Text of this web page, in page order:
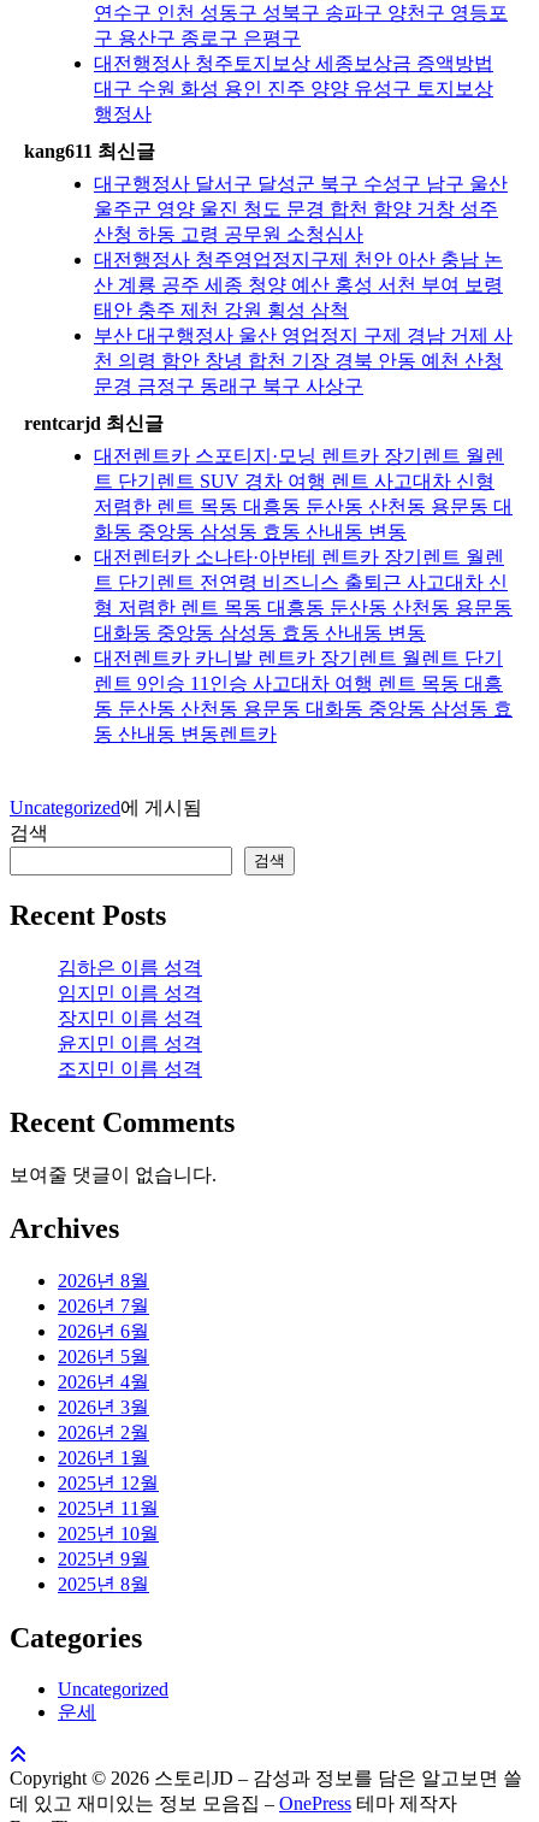
연수구 인천 성동구 성북구 송파구 양천구 영등포
구 용산구 종로구 은평구
대전행정사 청주토지보상 세종보상금 증액방법
대구 수원 화성 용인 진주 양양 유성구 토지보상
행정사
kang611 최신글
대구행정사 달서구 달성군 북구 수성구 남구 울산
울주군 영양 울진 청도 문경 합천 함양 거창 성주
산청 하동 고령 공무원 소청심사
대전행정사 청주영업정지구제 천안 아산 충남 논
산 계룡 공주 세종 청양 예산 홍성 서천 부여 보령
태안 충주 제천 강원 횡성 삼척
부산 대구행정사 울산 영업정지 구제 경남 거제 사
천 의령 함안 창녕 합천 기장 경북 안동 예천 산청
문경 금정구 동래구 북구 사상구
rentcarjd 최신글
대전렌트카 스포티지·모닝 렌트카 장기렌트 월렌
트 단기렌트 SUV 경차 여행 렌트 사고대차 신형
저렴한 렌트 목동 대흥동 둔산동 산천동 용문동 대
화동 중앙동 삼성동 효동 산내동 변동
대전렌터카 소나타·아반테 렌트카 장기렌트 월렌
트 단기렌트 전연령 비즈니스 출퇴근 사고대차 신
형 저렴한 렌트 목동 대흥동 둔산동 산천동 용문동
대화동 중앙동 삼성동 효동 산내동 변동
대전렌트카 카니발 렌트카 장기렌트 월렌트 단기
렌트 9인승 11인승 사고대차 여행 렌트 목동 대흥
동 둔산동 산천동 용문동 대화동 중앙동 삼성동 효
동 산내동 변동렌트카
Uncategorized에 게시됨
검색
검색
Recent Posts
김하은 이름 성격
임지민 이름 성격
장지민 이름 성격
윤지민 이름 성격
조지민 이름 성격
Recent Comments
보여줄 댓글이 없습니다.
Archives
2026년 8월
2026년 7월
2026년 6월
2026년 5월
2026년 4월
2026년 3월
2026년 2월
2026년 1월
2025년 12월
2025년 11월
2025년 10월
2025년 9월
2025년 8월
Categories
Uncategorized
운세
Copyright © 2026 스토리JD – 감성과 정보를 담은 알고보면 쓸
데 있고 재미있는 정보 모음집 – OnePress 테마 제작자